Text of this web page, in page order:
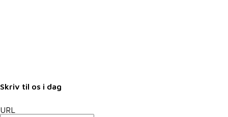
Skriv til os i dag
URL